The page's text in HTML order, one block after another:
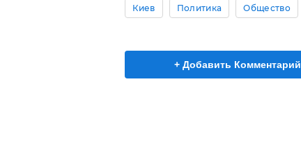
Киев Политика Общество
+ Добавить Комментарий